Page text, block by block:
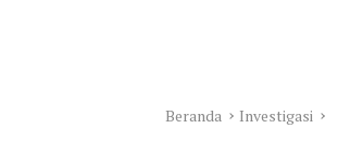
Beranda Investigasi